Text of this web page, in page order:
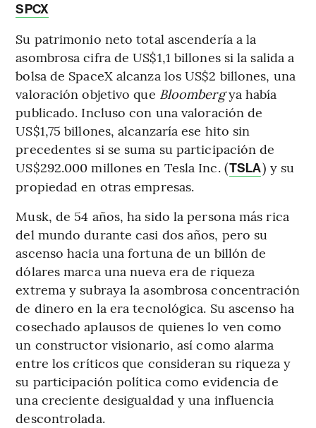
SPCX
Su patrimonio neto total ascendería a la
asombrosa cifra de US$1,1 billones si la salida a
bolsa de SpaceX alcanza los US$2 billones, una
valoración objetivo que Bloombergya había
publicado. Incluso con una valoración de
US$1,75 billones, alcanzaría ese hito sin
precedentes si se suma su participación de
US$292.000 millones en Tesla Inc. (TSLA) y su
propiedad en otras empresas.
Musk, de 54 años, ha sido la persona más rica
del mundo durante casi dos años, pero su
ascenso hacia una fortuna de un billón de
dólares marca una nueva era de riqueza
extrema y subraya la asombrosa concentración
de dinero en la era tecnológica. Su ascenso ha
cosechado aplausos de quienes lo ven como
un constructor visionario, así como alarma
entre los críticos que consideran su riqueza y
su participación política como evidencia de
una creciente desigualdad y una influencia
descontrolada.